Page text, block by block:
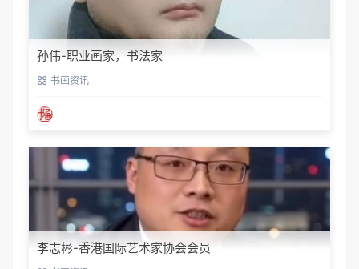
孙伟-职业画家，书法家
书画资讯
李志彬-香港国际艺术家协会会员